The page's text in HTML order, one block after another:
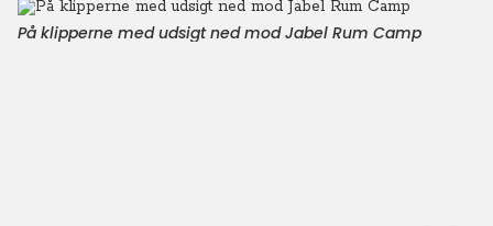
På klipperne med udsigt ned mod Jabel Rum Camp